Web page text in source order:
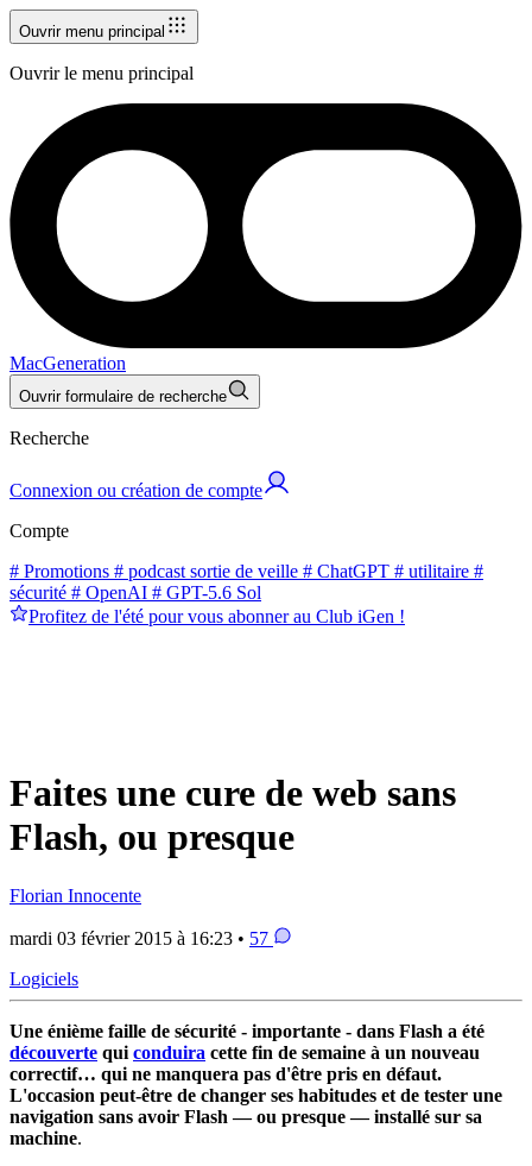
Ouvrir menu principal
Ouvrir le menu principal
MacGeneration
Ouvrir formulaire de recherche
Recherche
Connexion ou création de compte
Compte
# Promotions # podcast sortie de veille # ChatGPT # utilitaire #
sécurité # OpenAI # GPT-5.6 Sol
Profitez de l'été pour vous abonner au Club iGen !
Faites une cure de web sans
Flash, ou presque
Florian Innocente
mardi 03 février 2015 à 16:23 • 57
Logiciels
Une énième faille de sécurité - importante - dans Flash a été
découverte qui conduira cette fin de semaine à un nouveau
correctif… qui ne manquera pas d'être pris en défaut.
L'occasion peut-être de changer ses habitudes et de tester une
navigation sans avoir Flash — ou presque — installé sur sa
machine.